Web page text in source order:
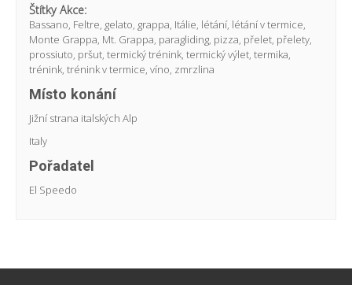
Štítky Akce:
Bassano, Feltre, gelato, grappa, Itálie, létání, létání v termice,
Monte Grappa, Mt. Grappa, paragliding, pizza, přelet, přelety,
prossiuto, pršut,termický trénink,termický výlet,termika,
trénink,trénink v termice,víno, zmrzlina
Místo konání
Jižní strana italských Alp
Italy
Pořadatel
El Speedo